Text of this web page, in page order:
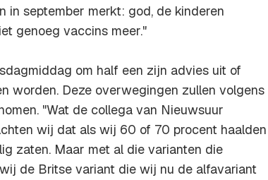
in september merkt: god, de kinderen
genoeg vaccins meer."
om half een zijn advies uit of
worden. Deze overwegingen zullen volgens
"Wat de collega van Nieuwsuur
wij dat als wij 60 of 70 procent haalden
zaten. Maar met al die varianten die
de Britse variant die wij nu de alfavariant